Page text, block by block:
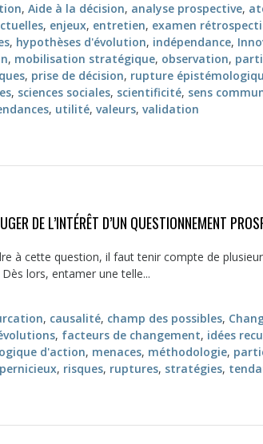
, Aide à la décision, analyse prospective,
, enjeux, entretien, examen
, hypothèses d'évolution, indépendance,
, mobilisation stratégique, observation,
, prise de décision, rupture
, sciences sociales, scientificité, sens
, utilité, valeurs, validation
DE L’INTÉRÊT D’UN QUESTIONNEMENT
à cette question, il faut tenir compte de
lors, entamer une telle...
, causalité, champ des possibles,
, facteurs de changement, idées
d'action, menaces, méthodologie,
, risques, ruptures, stratégies,